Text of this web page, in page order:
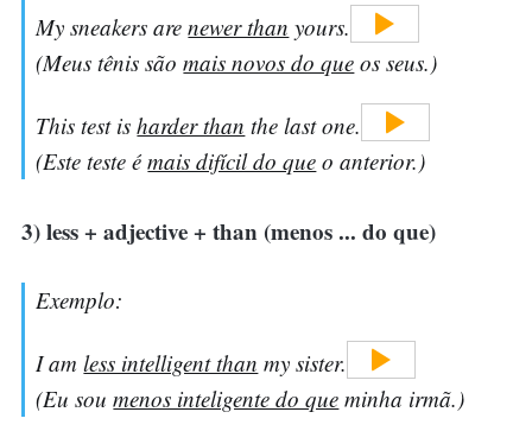
My sneakers arenewer than yours.
(Meus tênis sãomais novos do que os seus.)
This test isharder than the last one.
(Este teste émais difícil do que o anterior.)
3) less + adjective + than (menos ... do que)
Exemplo:
I amless intelligent than my sister.
(Eu soumenos inteligente do que minha irmã.)